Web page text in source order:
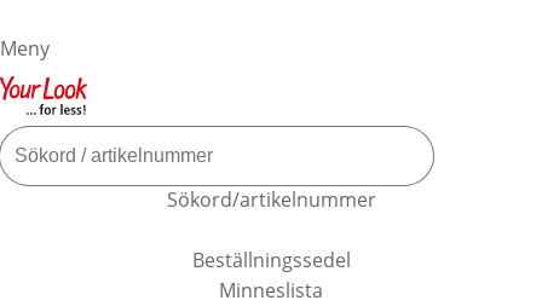
Meny
Sökord/artikelnummer
Beställningssedel
Minneslista